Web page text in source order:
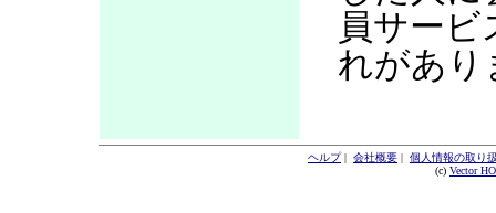
員サー
れがあり
ヘルプ| 会社概要 | 個人情報の取り
(c) Vector